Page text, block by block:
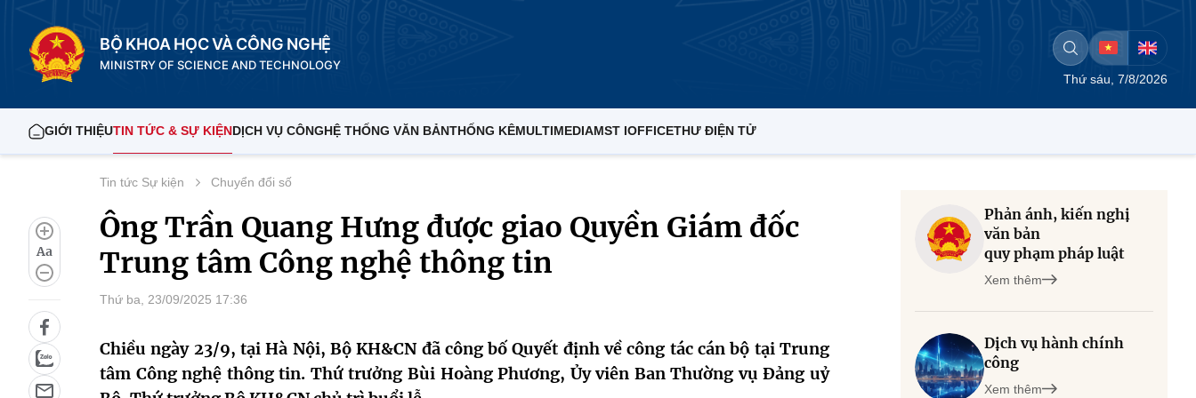
BỘ KHOA HỌC VÀ CÔNG NGHỆ
MINISTRY OF SCIENCE AND TECHNOLOGY
Thứ sáu, 7/8/2026
GIỚI THIỆUTIN TỨC & SỰ KIỆNDỊCH VỤ CÔNGHỆ THỐNG VĂN BẢNTHỐNG KÊMULTIMEDIAMST IOFFICETHƯ ĐIỆN TỬ
Aa
Tin tức Sự kiện Chuyển đổi số
Ông Trần Quang Hưng được giao Quyền Giám đốc
Trung tâm Công nghệ thông tin
Thứ ba, 23/09/2025 17:36
Chiều ngày 23/9, tại Hà Nội, Bộ KH&CN đã công bố Quyết định về công tác cán bộ tại Trung
tâm Công nghệ thông tin. Thứ trưởng Bùi Hoàng Phương, Ủy viên Ban Thường vụ Đảng uỷ
Phản ánh, kiến nghị
văn bản
quy phạm pháp luật
Xem thêm
Dịch vụ hành chính
công
Xem thêm